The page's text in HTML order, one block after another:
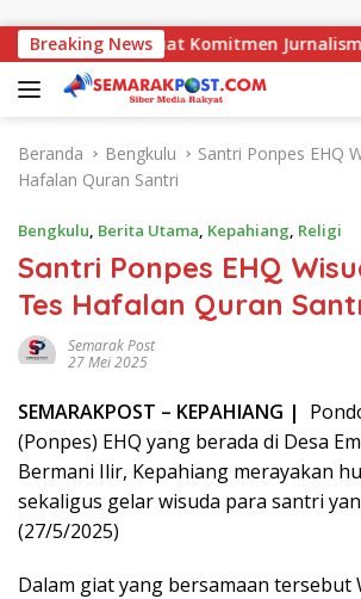
Breaking News
Perkuat Komitmen Jurnalisme yang
Beranda Bengkulu
Santri Ponpes EHQ
Hafalan Quran Santri
Bengkulu, Berita Utama, Kepahiang, Religi
Santri Ponpes EHQ
Tes Hafalan Quran
Semarak Post
27 Mei 2025
SEMARAKPOST – KEPAHIANG |
(Ponpes) EHQ yang berada di Desa
Bermani Ilir, Kepahiang merayakan
sekaligus gelar wisuda para santri
(27/5/2025)
Dalam giat yang bersamaan tersebut